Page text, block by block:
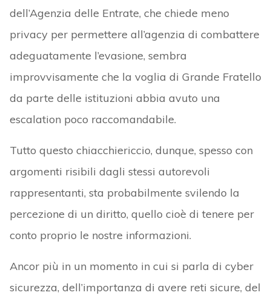
dell’Agenzia delle Entrate, che chiede meno
privacy per permettere all’agenzia di combattere
adeguatamente l’evasione, sembra
improvvisamente che la voglia di Grande Fratello
da parte delle istituzioni abbia avuto una
escalation poco raccomandabile.
Tutto questo chiacchiericcio, dunque, spesso con
argomenti risibili dagli stessi autorevoli
rappresentanti, sta probabilmente svilendo la
percezione di un diritto, quello cioè di tenere per
conto proprio le nostre informazioni.
Ancor più in un momento in cui si parla di cyber
sicurezza, dell’importanza di avere reti sicure, del